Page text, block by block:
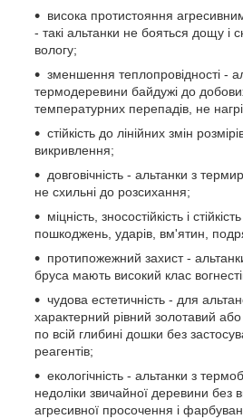
висока протистояння
- такі альтанки не бояться дощу і
вологу;
зменшення теплопровідності -
термодеревини байдужі до
температурних перепадів, не
стійкість до лінійних змін
викривлення;
довговічність - альтанки з
не схильні до розсихання;
міцність, зносостійкість і
пошкоджень, ударів, вм'ятин,
протипожежний захист -
бруса мають високий клас
чудова естетичність - для
характерний рівний золотавий або
по всій глибині дошки без
реагентів;
екологічність - альтанки з
недоліки звичайної деревини без
агресивної просочення і